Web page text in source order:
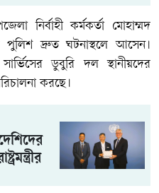
নির্বাহী কর্মকর্তা মোহাম্মদ
পুলিশ দ্রুত ঘটনাস্থলে আসেন।
ডুবুরি দল স্থানীয়দের
করছে।